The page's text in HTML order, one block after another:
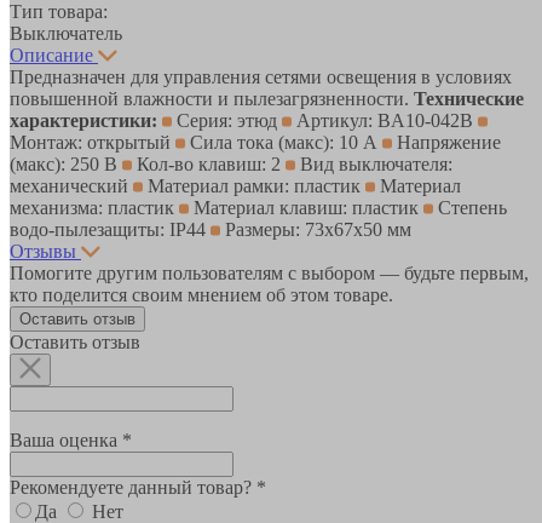
Тип товара:
Выключатель
Описание
Предназначен для управления сетями освещения в условиях
повышенной влажности и пылезагрязненности. Технические
характеристики:
Серия: этюд
Артикул: BA10-042B
Монтаж: открытый
Сила тока (макс): 10 А
Напряжение
(макс): 250 В
Кол-во клавиш: 2
Вид выключателя:
механический
Материал рамки: пластик
Материал
механизма: пластик
Материал клавиш: пластик
Степень
водо-пылезащиты: IP44
Размеры: 73х67х50 мм
Отзывы
Помогите другим пользователям с выбором — будьте первым,
кто поделится своим мнением об этом товаре.
Оставить отзыв
Оставить отзыв
Ваша оценка *
Рекомендуете данный товар? *
Да
Нет